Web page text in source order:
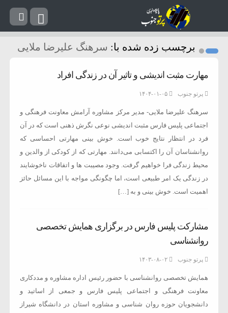
برچسب زده شده با: سرهنگ علیرضا ملایی
مهارت مثبت اندیشی و تاثیر آن در زندگی افراد
پرتو جنوب ۱۴۰۴-۰۱-۰۵
سرهنگ علیرضا ملایی- مدیر مرکز مشاوره آرامش معاونت فرهنگی و
اجتماعی پلیس فارس مثبت اندیشی نوعی نگرش ذهنی است که در آن
فرد در انتظار نتایج خوب است. خوش بینی مهارتی احساسی که
روانشناسان آن را اکتسابی می‌دانند. مهارتی که از کودکی از والدین و
محیط زندگی فرا خواهیم گرفت. وجود مصیبت ها و اتفاقات ناخوشایند
در زندگی یک امر طبیعی است، اما چگونگی مواجه با این مسائل حائز
اهمیت است. خوش بینی و به […]
مشارکت پلیس فارس در برگزاری همایش تخصصی
روانشناسی
پرتو جنوب ۱۴۰۳-۰۸-۰۲
همایش تخصصی روانشناسی با حضور رئیس اداره مشاوره و مددکاری
معاونت فرهنگی و اجتماعی پلیس فارس و جمعی از اساتید و
دانشجویان حوزه روان شناسی و مشاوره استان در دانشگاه شیراز